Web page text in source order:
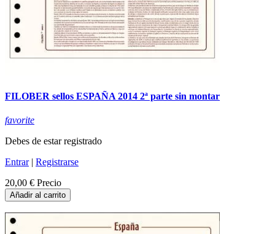
FILOBER sellos ESPAÑA 2014 2ª parte sin montar
favorite
Debes de estar registrado
Entrar| Registrarse
20,00 € Precio
Añadir al carrito